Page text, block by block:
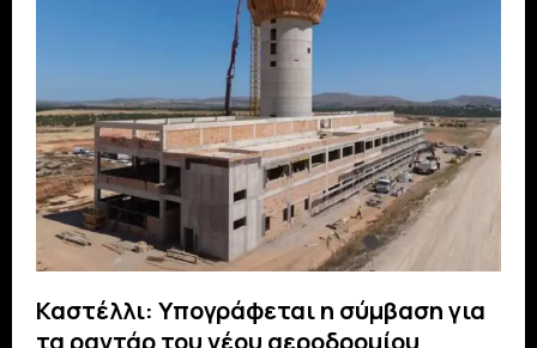
Καστέλλι: Υπογράφεται η σύμβαση για
τα ραντάρ του νέου αεροδρομίου